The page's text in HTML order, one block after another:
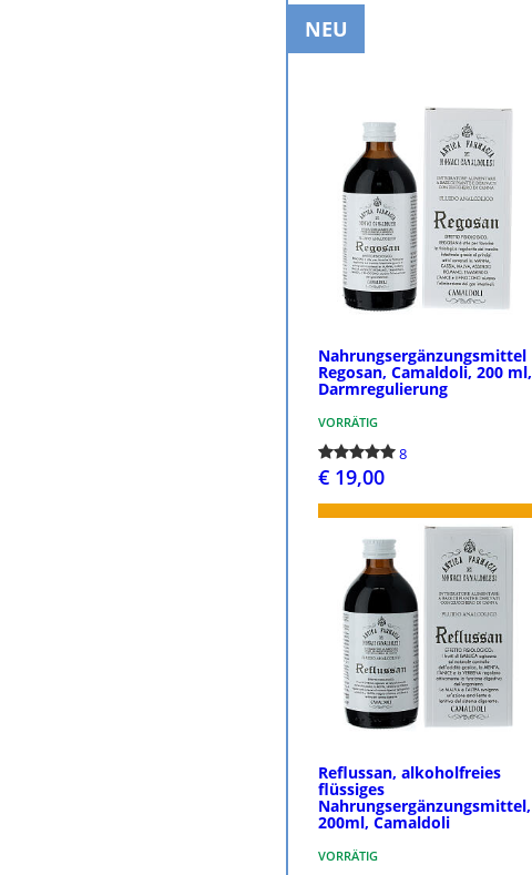
NEU
Nahrungsergänzungsmittel
Regosan, Camaldoli, 200 ml,
Darmregulierung
VORRÄTIG
8
€ 19,00
BESTELLEN
Reflussan, alkoholfreies
flüssiges
Nahrungsergänzungsmittel,
200ml, Camaldoli
VORRÄTIG